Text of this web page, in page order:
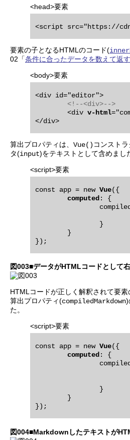
<head>要素
要素の子となるHTMLのコード(
02「条件に合ったデータを数えて返す
<body>要素
<div id="editor">
<!--<div>-->
	<div
v-html
算出プロパティは、 Vue() コンスト
タ(input)をテキストとして含めまし
<script>要素
const app = new Vue({
computed: {
図003■データがHTMLコードとして
HTMLコードが正しく解釈されて要
算出プロパティ(compiledMarkdown)
た。
<script>要素
const app = new Vue({
computed : {
図004■Markdownしたテキストが